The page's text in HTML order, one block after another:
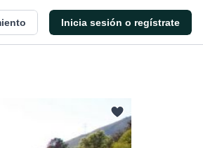
Inicia sesión o regístrate